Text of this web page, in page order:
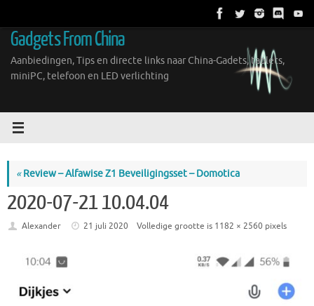
inhoud
Gadgets From China
Aanbiedingen, Tips en directe links naar China-Gadets, tablets,
miniPC, telefoon en LED verlichting
«Review – Alfawise Z1 Beveiligingsset – Domotica
2020-07-21 10.04.04
Alexander 21 juli 2020 Volledige grootte is 1182 × 2560 pixels